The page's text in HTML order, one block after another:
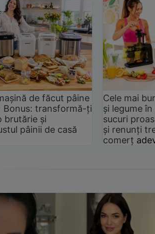
de făcut pâine
Bonus: transformă-ți
brutărie și
pâinii de casă
Cele mai
și legume
sucuri
și renunți
comerț